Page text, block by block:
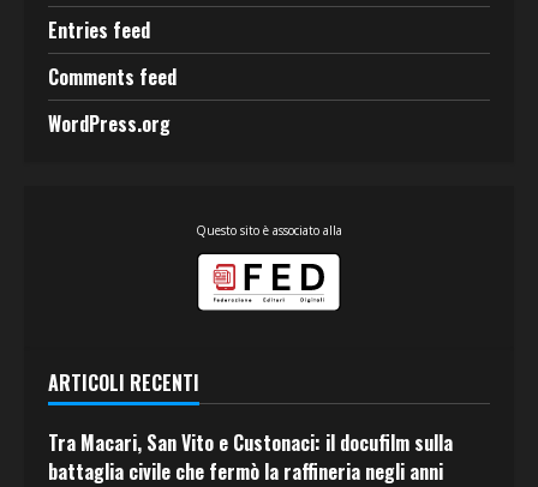
Entries feed
Comments feed
WordPress.org
Questo sito è associato alla
ARTICOLI RECENTI
Tra Macari, San Vito e Custonaci: il docufilm sulla
battaglia civile che fermò la raffineria negli anni